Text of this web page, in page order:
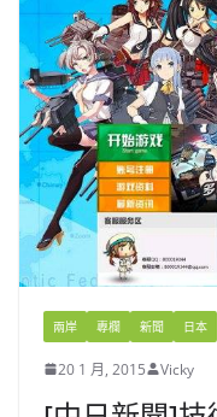
兩岸 專欄 新聞 日本
20 1 月, 2015 Vicky